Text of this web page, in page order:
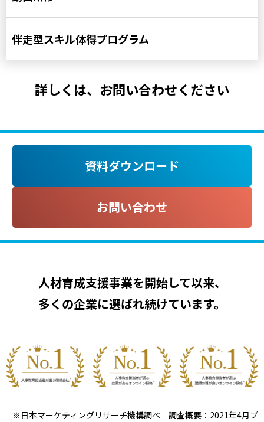
伴走型スキル体得プログラム
詳しくは、お問い合わせください
資料ダウンロード
お問い合わせ
人材育成支援事業を開始して以来、
多くの企業に選ばれ続けています。
※日本マーケティングリサーチ機構調べ 調査概要：2021年4月ブ